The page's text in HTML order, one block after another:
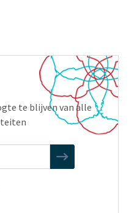
te blijven van alle